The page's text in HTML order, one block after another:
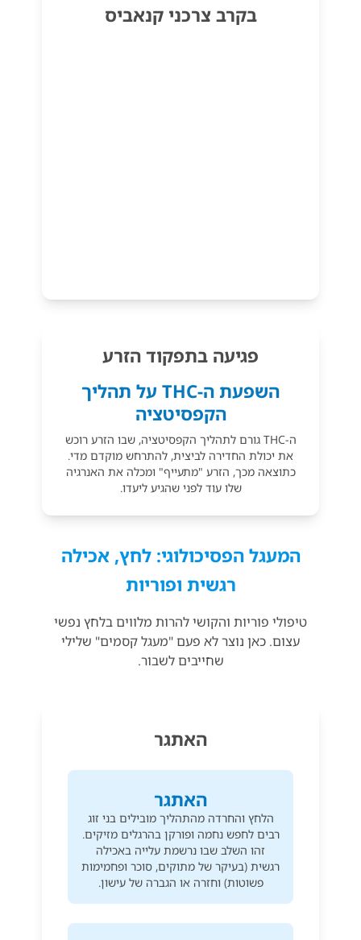
בקרב צרכני קנאביס
פגיעה בתפקוד הזרע
השפעת ה-THC על תהליך
הקפסיטציה
ה-THC גורם לתהליך הקפסיטציה, שבו הזרע רוכש
את יכולת החדירה לביצית, להתרחש מוקדם מדי.
כתוצאה מכך, הזרע "מתעייף" ומכלה את האנרגיה
שלו עוד לפני שהגיע ליעדו.
המעגל הפסיכולוגי: לחץ, אכילה
רגשית ופוריות
טיפולי פוריות והקושי להרות מלווים בלחץ נפשי
עצום. כאן נוצר לא פעם "מעגל קסמים" שלילי
שחייבים לשבור.
האתגר
האתגר
הלחץ והחרדה מהתהליך מובילים בני זוג
רבים לחפש נחמה ופורקן בהרגלים מזיקים.
זהו השלב שבו נרשמת עלייה באכילה
רגשית (בעיקר של מתוקים, סוכר ופחמימות
פשוטות) וחזרה או הגברה של עישון.